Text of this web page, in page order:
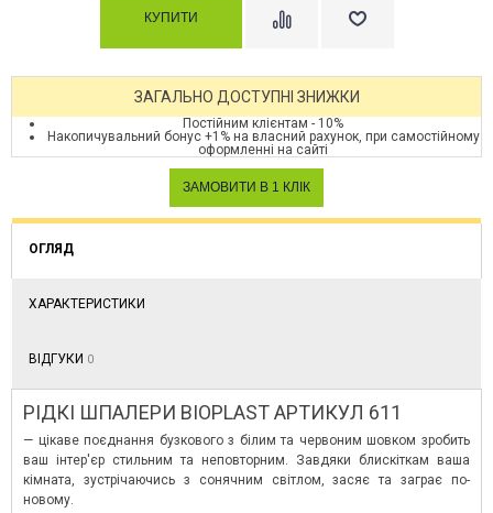
ЗАГАЛЬНО ДОСТУПНІ ЗНИЖКИ
Постійним клієнтам - 10%
Накопичувальний бонус +1% на власний рахунок, при самостійному
оформленні на сайті
ОГЛЯД
ХАРАКТЕРИСТИКИ
ВІДГУКИ 0
РІДКІ ШПАЛЕРИ BIOPLAST АРТИКУЛ 611
— цікаве поєднання бузкового з білим та червоним шовком зробить
ваш інтер'єр стильним та неповторним. Завдяки блискіткам ваша
кімната, зустрічаючись з сонячним світлом, засяє та заграє по-
новому.